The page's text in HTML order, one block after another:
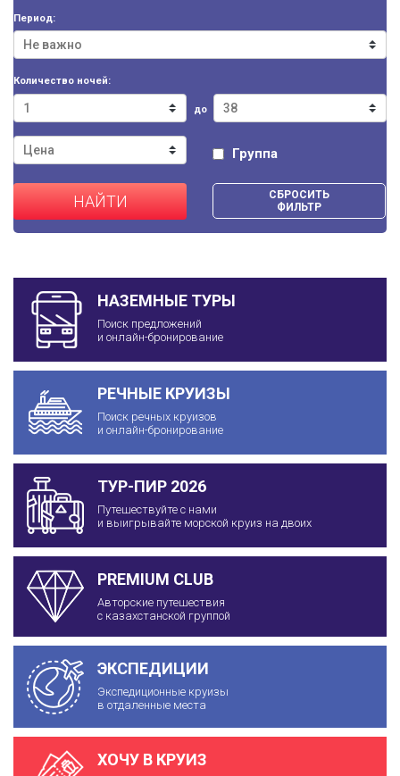
Период:
Количество ночей:
до
Группа
НАЙТИ
СБРОСИТЬ
ФИЛЬТР
НАЗЕМНЫЕ ТУРЫ
Поиск предложений
и онлайн-бронирование
РЕЧНЫЕ КРУИЗЫ
Поиск речных круизов
и онлайн-бронирование
ТУР-ПИР 2026
Путешествуйте с нами
и выигрывайте морской круиз на двоих
PREMIUM CLUB
Авторские путешествия
с казахстанской группой
ЭКСПЕДИЦИИ
Экспедиционные круизы
в отдаленные места
ХОЧУ В КРУИЗ